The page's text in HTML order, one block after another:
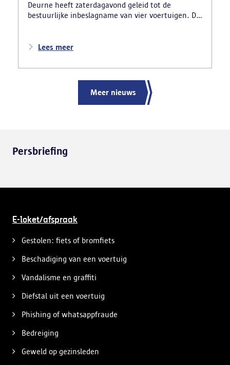
Deurne heeft zaterdagavond geleid tot de
bestuurlijke inbeslagname van vier voertuigen. De
nadat meerdere weggebruikers melding hadden
ernstige verkeershinder die dat als gevolg had.
Lees meer
Meer nieuws
Persbriefing
E-loket/afspraak
Gestolen: fiets of bromfiets
Beschadiging van een voertuig
Vandalisme en graffiti
Diefstal uit een voertuig
Phishing of whatsappfraude
Bedreiging
Geweld op gezinsleden